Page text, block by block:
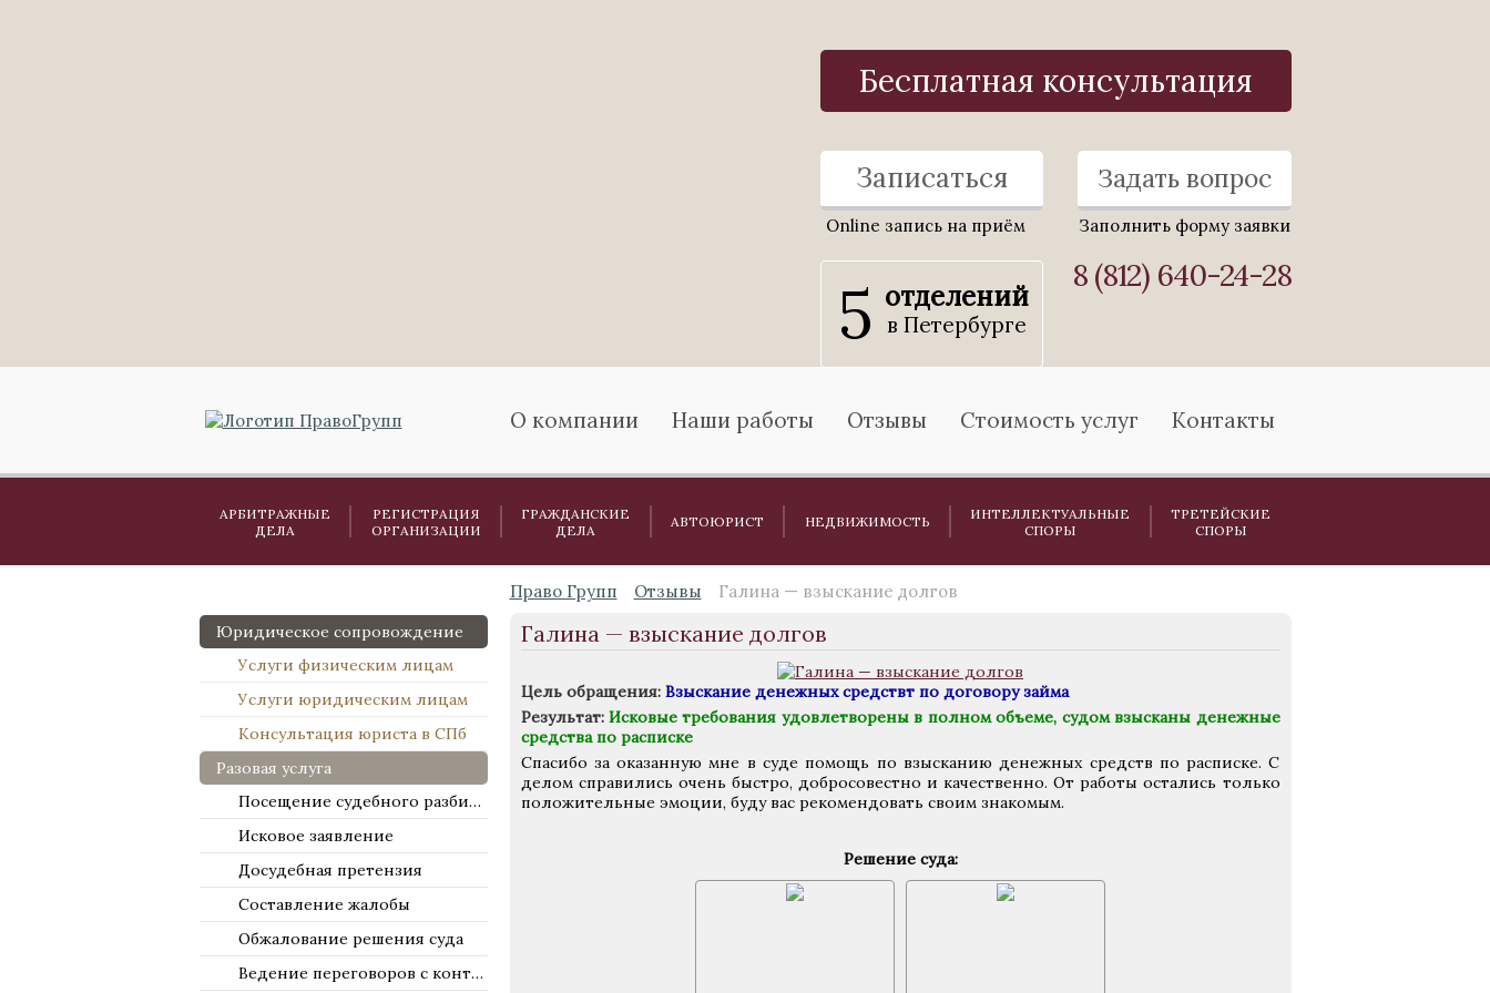
Бесплатная консультация
Записаться
Online запись на приём
Задать вопрос
Заполнить форму заявки
5 отделений
в Петербурге
8 (812) 640-24-28
О компании Наши работы Отзывы Стоимость услуг Контакты
АРБИТРАЖНЫЕ
ДЕЛА
РЕГИСТРАЦИЯ
ОРГАНИЗАЦИИ
ГРАЖДАНСКИЕ
ДЕЛА
АВТОЮРИСТ НЕДВИЖИМОСТЬ
ИНТЕЛЛЕКТУАЛЬНЫЕ
СПОРЫ
ТРЕТЕЙСКИЕ
СПОРЫ
Юридическое сопровождение
Услуги физическим лицам
Услуги юридическим лицам
Консультация юриста в СПб
Разовая услуга
Посещение судебного разбирательства
Исковое заявление
Досудебная претензия
Составление жалобы
Обжалование решения суда
Ведение переговоров с контрагентами
Право Групп Отзывы Галина — взыскание долгов
Галина — взыскание долгов
Цель обращения:Взыскание денежных средствт по договору займа
Результат:Исковые требования удовлетворены в полном объеме, судом взысканы денежные
средства по расписке
Спасибо за оказанную мне в суде помощь по взысканию денежных средств по расписке. С
делом справились очень быстро, добросовестно и качественно. От работы остались только
положительные эмоции, буду вас рекомендовать своим знакомым.
Решение суда: